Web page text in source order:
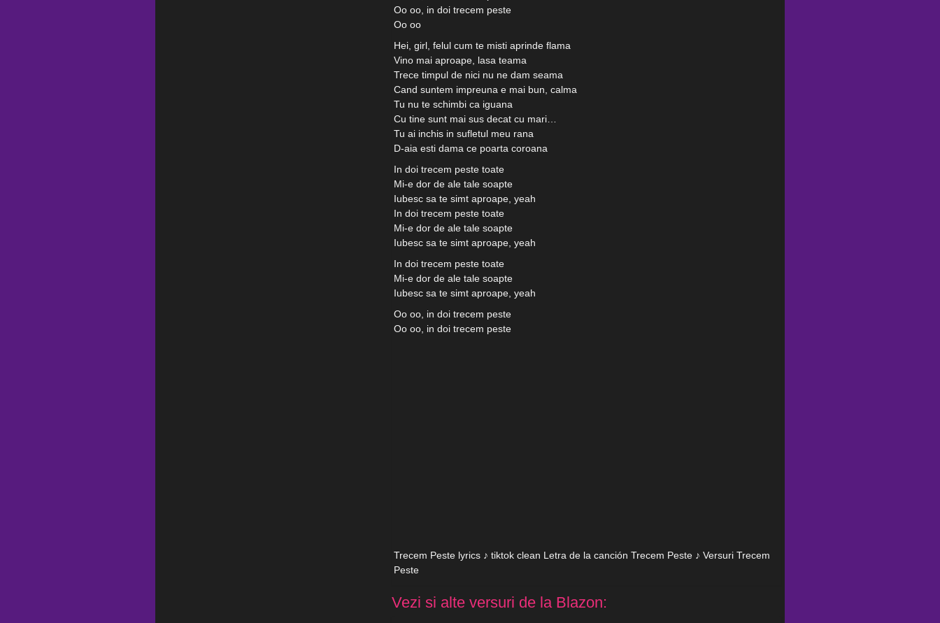
Oo oo, in doi trecem peste
Oo oo
Hei, girl, felul cum te misti aprinde flama
Vino mai aproape, lasa teama
Trece timpul de nici nu ne dam seama
Cand suntem impreuna e mai bun, calma
Tu nu te schimbi ca iguana
Cu tine sunt mai sus decat cu mari…
Tu ai inchis in sufletul meu rana
D-aia esti dama ce poarta coroana
In doi trecem peste toate
Mi-e dor de ale tale soapte
Iubesc sa te simt aproape, yeah
In doi trecem peste toate
Mi-e dor de ale tale soapte
Iubesc sa te simt aproape, yeah
In doi trecem peste toate
Mi-e dor de ale tale soapte
Iubesc sa te simt aproape, yeah
Oo oo, in doi trecem peste
Oo oo, in doi trecem peste
Trecem Peste lyrics ♪ tiktok clean Letra de la canción Trecem Peste ♪ Versuri Trecem
Peste
Vezi si alte versuri de la Blazon: